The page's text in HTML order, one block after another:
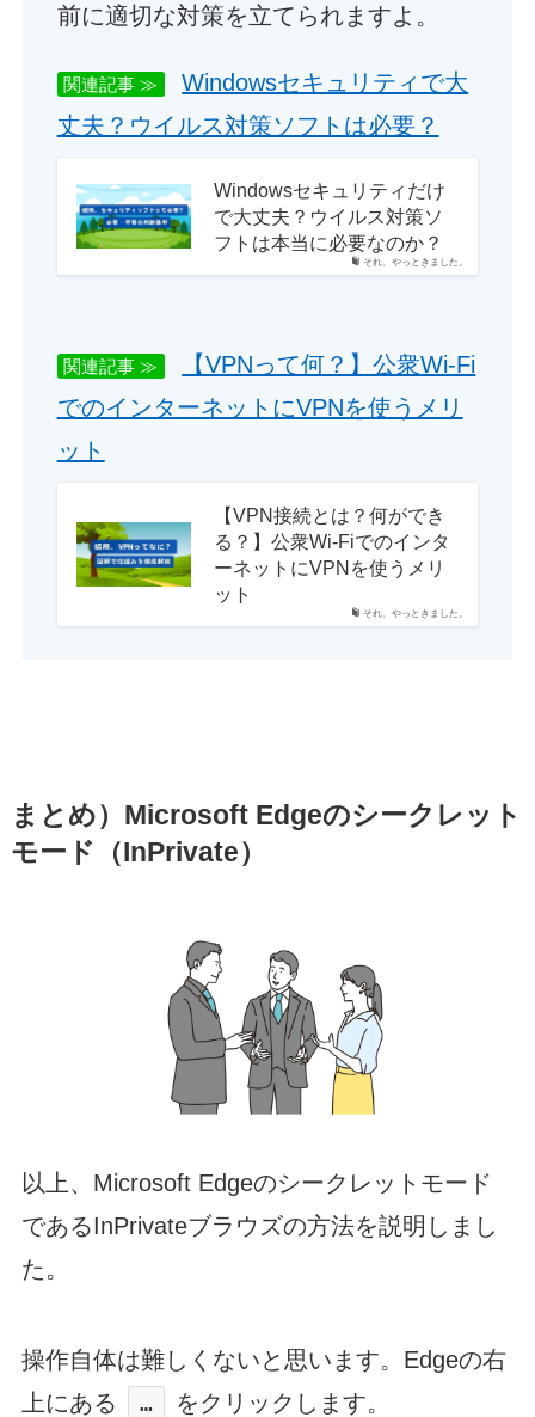
前に適切な対策を立てられますよ。
関連記事 ≫
Windowsセキュリティで大
丈夫？ウイルス対策ソフトは必要？
それ、やっときました。
Windowsセキュリティだけ
で大丈夫？ウイルス対策ソ
フトは本当に必要なのか？
関連記事 ≫
【VPNって何？】公衆Wi-Fi
でのインターネットにVPNを使うメリ
ット
それ、やっときました。
【VPN接続とは？何ができ
る？】公衆Wi-Fiでのインタ
ーネットにVPNを使うメリ
ット
まとめ）Microsoft Edgeのシークレット
モード（InPrivate）
以上、Microsoft Edgeのシークレットモード
であるInPrivateブラウズの方法を説明しまし
た。
操作自体は難しくないと思います。Edgeの右
上にある
… をクリックします。